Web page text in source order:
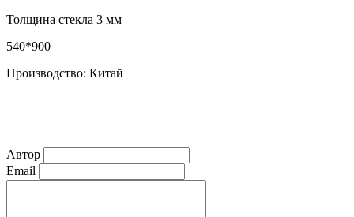
Толщина стекла 3 мм
540*900
Производство: Китай
Автор
Email